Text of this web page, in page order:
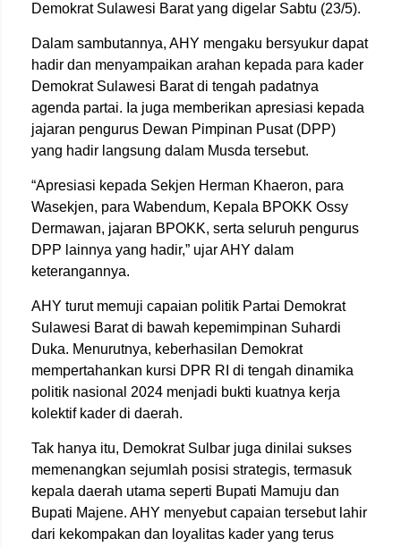
Demokrat Sulawesi Barat yang digelar Sabtu (23/5).
Dalam sambutannya, AHY mengaku bersyukur dapat
hadir dan menyampaikan arahan kepada para kader
Demokrat Sulawesi Barat di tengah padatnya
agenda partai. Ia juga memberikan apresiasi kepada
jajaran pengurus Dewan Pimpinan Pusat (DPP)
yang hadir langsung dalam Musda tersebut.
“Apresiasi kepada Sekjen Herman Khaeron, para
Wasekjen, para Wabendum, Kepala BPOKK Ossy
Dermawan, jajaran BPOKK, serta seluruh pengurus
DPP lainnya yang hadir,” ujar AHY dalam
keterangannya.
AHY turut memuji capaian politik Partai Demokrat
Sulawesi Barat di bawah kepemimpinan Suhardi
Duka. Menurutnya, keberhasilan Demokrat
mempertahankan kursi DPR RI di tengah dinamika
politik nasional 2024 menjadi bukti kuatnya kerja
kolektif kader di daerah.
Tak hanya itu, Demokrat Sulbar juga dinilai sukses
memenangkan sejumlah posisi strategis, termasuk
kepala daerah utama seperti Bupati Mamuju dan
Bupati Majene. AHY menyebut capaian tersebut lahir
dari kekompakan dan loyalitas kader yang terus